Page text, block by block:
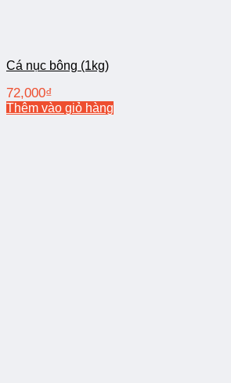
Cá nục bông (1kg)
72,000₫
Thêm vào giỏ hàng